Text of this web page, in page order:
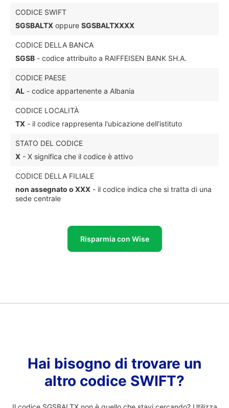
CODICE SWIFT
SGSBALTX oppure SGSBALTXXXX
CODICE DELLA BANCA
SGSB - codice attribuito a RAIFFEISEN BANK SH.A.
CODICE PAESE
AL - codice appartenente a Albania
CODICE LOCALITÀ
TX - il codice rappresenta l'ubicazione dell'istituto
STATO DEL CODICE
X - X significa che il codice è attivo
CODICE DELLA FILIALE
non assegnato o XXX - il codice indica che si tratta di una
sede centrale
Risparmia con Wise
Hai bisogno di trovare un
altro codice SWIFT?